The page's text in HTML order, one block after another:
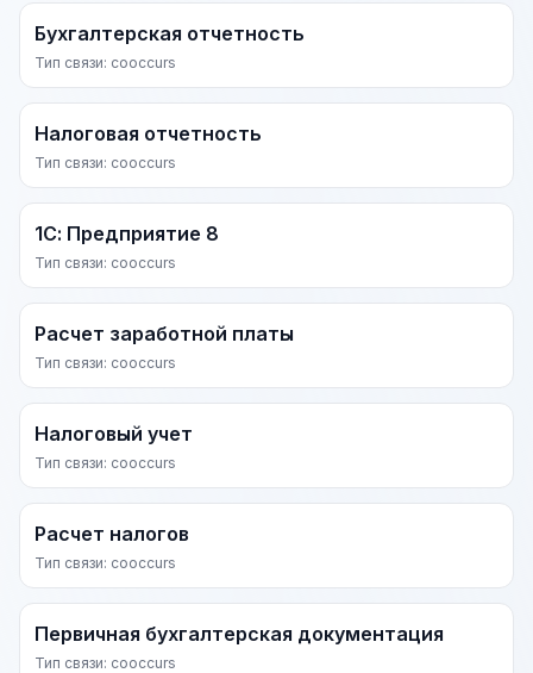
Бухгалтерская отчетность
Тип связи: cooccurs
Налоговая отчетность
Тип связи: cooccurs
1С: Предприятие 8
Тип связи: cooccurs
Расчет заработной платы
Тип связи: cooccurs
Налоговый учет
Тип связи: cooccurs
Расчет налогов
Тип связи: cooccurs
Первичная бухгалтерская документация
Тип связи: cooccurs